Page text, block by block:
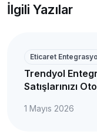
İlgili Yazılar
Eticaret
Trendyol
Satışlarınızı
1 Mayıs 2026